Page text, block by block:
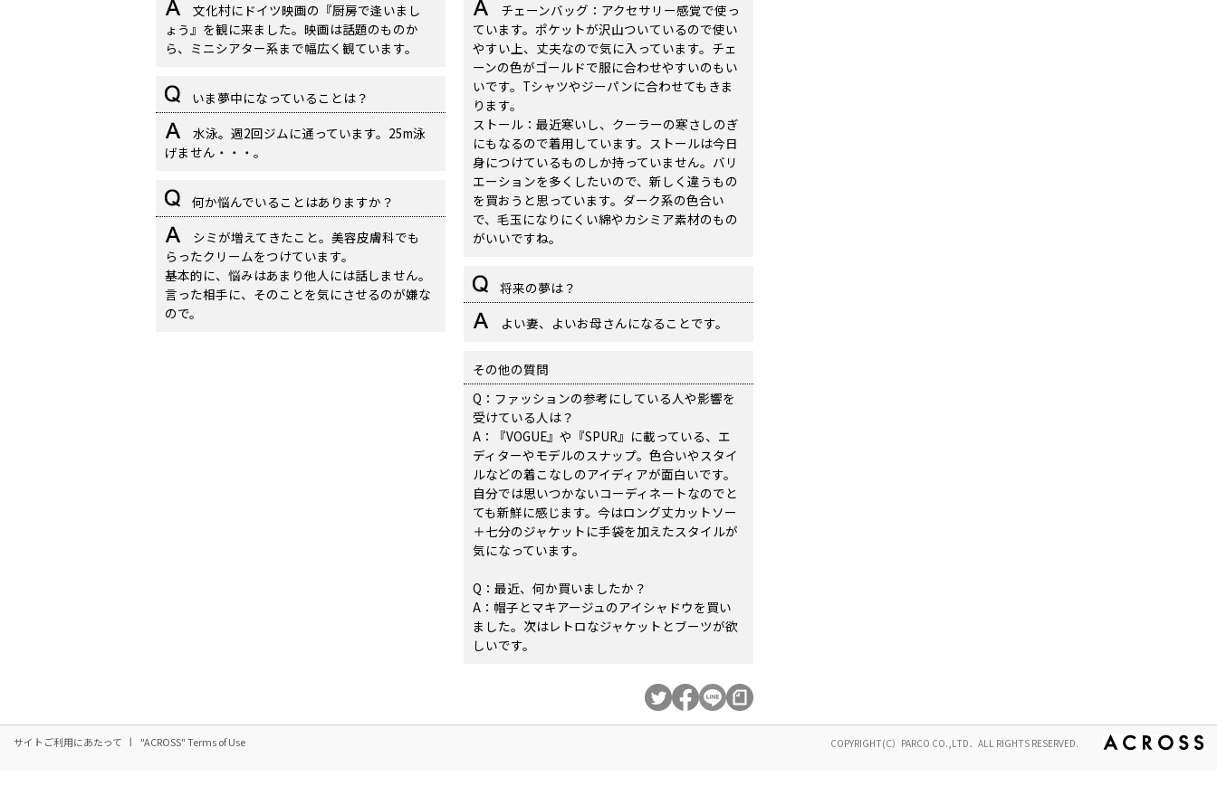
文化村にドイツ映画の『厨房で逢いまし
ょう』を観に来ました。映画は話題のものか
ら、ミニシアター系まで幅広く観ています。
いま夢中になっていることは？
水泳。週2回ジムに通っています。25m泳
げません・・・。
何か悩んでいることはありますか？
シミが増えてきたこと。美容皮膚科でも
らったクリームをつけています。
基本的に、悩みはあまり他人には話しません。
言った相手に、そのことを気にさせるのが嫌な
ので。
チェーンバッグ：アクセサリー感覚で使っ
ています。ポケットが沢山ついているので使い
やすい上、丈夫なので気に入っています。チェ
ーンの色がゴールドで服に合わせやすいのもい
いです。Tシャツやジーパンに合わせてもきま
ります。
ストール：最近寒いし、クーラーの寒さしのぎ
にもなるので着用しています。ストールは今日
身につけているものしか持っていません。バリ
エーションを多くしたいので、新しく違うもの
を買おうと思っています。ダーク系の色合い
で、毛玉になりにくい綿やカシミア素材のもの
がいいですね。
将来の夢は？
よい妻、よいお母さんになることです。
その他の質問
Q：ファッションの参考にしている人や影響を
受けている人は？
A：『VOGUE』や『SPUR』に載っている、エ
ディターやモデルのスナップ。色合いやスタイ
ルなどの着こなしのアイディアが面白いです。
自分では思いつかないコーディネートなのでと
ても新鮮に感じます。今はロング丈カットソー
＋七分のジャケットに手袋を加えたスタイルが
気になっています。
Q：最近、何か買いましたか？
A：帽子とマキアージュのアイシャドウを買い
ました。次はレトロなジャケットとブーツが欲
しいです。
サイトご利用にあたって "ACROSS" Terms of Use COPYRIGHT(C）PARCO CO.,LTD．ALL RIGHTS RESERVED.